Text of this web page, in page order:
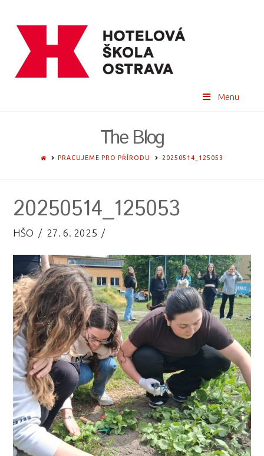
Menu
The Blog
HOMEPRACUJEME PRO PŘÍRODU 20250514_125053
20250514_125053
HŠO 27. 6. 2025